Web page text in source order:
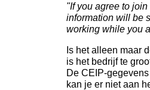
"If you agree to
information will be
working while you
Is het alleen maar
is het bedrijf te
De CEIP-
kan je er niet aan